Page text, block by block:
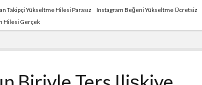
Takipçi Yükseltme Hilesi Parasız Instagram Beğeni Yükseltme Ücretsiz
Hilesi Gerçek